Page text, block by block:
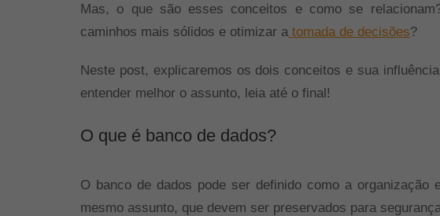
Mas, o que são esses conceitos e como se
caminhos mais sólidos e otimizar a tomada de decisões?
Neste post, explicaremos os dois conceitos e sua
entender melhor o assunto, leia até o final!
O que é banco de dados?
O banco de dados pode ser definido como a organização
mesmo assunto, que devem ser preservados para